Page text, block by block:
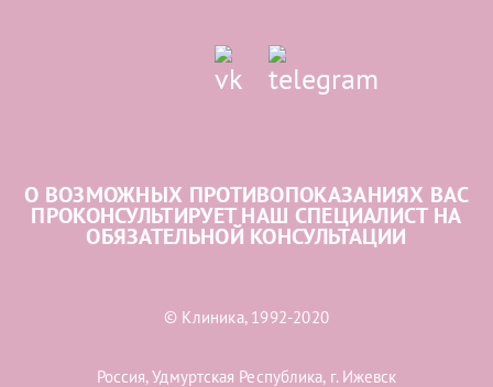
О ВОЗМОЖНЫХ ПРОТИВОПОКАЗАНИЯХ ВАС
ПРОКОНСУЛЬТИРУЕТ НАШ СПЕЦИАЛИСТ НА
ОБЯЗАТЕЛЬНОЙ КОНСУЛЬТАЦИИ
© Клиника, 1992-2020
Россия, Удмуртская Республика, г. Ижевск